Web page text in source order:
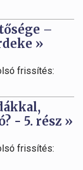
–
»
frissítés:
- 5. rész »
frissítés: